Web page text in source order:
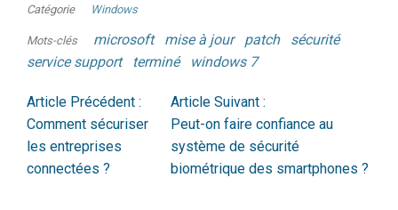
Catégorie Windows
Mots-clés microsoft mise à jour patch
sécurité
service support
terminé windows 7
Article Précédent :
Comment sécuriser
les entreprises
connectées ?
Article Suivant :
Peut-on faire confiance au
système de sécurité
biométrique des smartphones ?